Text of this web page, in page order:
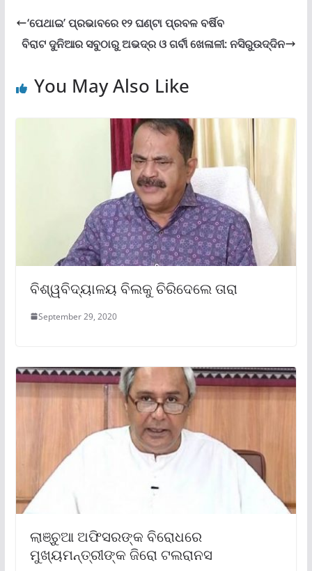
‘ପେଥାଇ’ ପ୍ରଭାବରେ ୧୨ ଘଣ୍ଟା ପ୍ରବଳ ବର୍ଷିବ
ବିରାଟ ଦୁନିଆର ସବୁଠାରୁ ଅଭଦ୍ର ଓ ଗର୍ବୀ ଖେଳାଳୀ: ନସିରୁଉଦ୍ଦିନ
You May Also Like
ବିଶ୍ୱବିଦ୍ୟାଳୟ ବିଲକୁ ଚିରିଦେଲେ ତାରା
September 29, 2020
ଲାଞ୍ଚୁଆ ଅଫିସରଙ୍କ ବିରୋଧରେ
ମୁଖ୍ୟମନ୍ତ୍ରୀଙ୍କ ଜିରୋ ଟଲରାନସ